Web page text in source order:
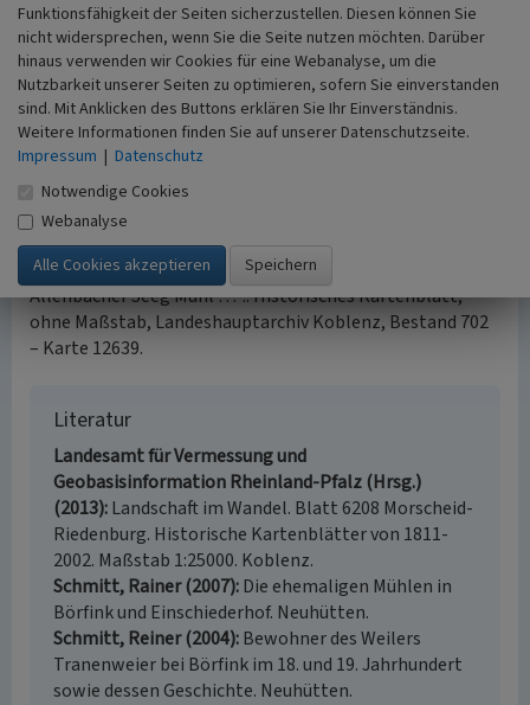
konnten gegenwärtig vor Ort leider keine Hinweise mehr
gefunden werden. Der Hügel in der Landschaft deutet
jedoch auf den ehemaligen Staudamm und somit indirekt
auf die damit in Verbindung stehende alte Allenbacher
Sägemühle hin.
(Nina Krämer, Universität Koblenz-Landau, 2016)
Historische Kartenquelle
Werner, C. Ph. (1769) Gebiet am Thranenbach südlich von
Allenbach – „Plan von dem an der Tran bey der alten
Allenbacher Seeg Muhl …“.. Historisches Kartenblatt,
ohne Maßstab, Landeshauptarchiv Koblenz, Bestand 702
– Karte 12639.
Literatur
Landesamt für Vermessung und
Geobasisinformation Rheinland-Pfalz (Hrsg.)
(2013) Landschaft im Wandel. Blatt 6208 Morscheid-
Riedenburg. Historische Kartenblätter von 1811-
2002. Maßstab 1:25000. Koblenz.
Schmitt, Rainer (2007) Die ehemaligen Mühlen in
Börfink und Einschiederhof. Neuhütten.
Schmitt, Reiner (2004) Bewohner des Weilers
Tranenweier bei Börfink im 18. und 19. Jahrhundert
sowie dessen Geschichte. Neuhütten.
Funktionsfähigkeit der Seiten sicherzustellen. Diesen können Sie
nicht widersprechen, wenn Sie die Seite nutzen möchten. Darüber
hinaus verwenden wir Cookies für eine Webanalyse, um die
Nutzbarkeit unserer Seiten zu optimieren, sofern Sie einverstanden
sind. Mit Anklicken des Buttons erklären Sie Ihr Einverständnis.
Weitere Informationen finden Sie auf unserer Datenschutzseite.
Impressum | Datenschutz
Notwendige Cookies
Webanalyse